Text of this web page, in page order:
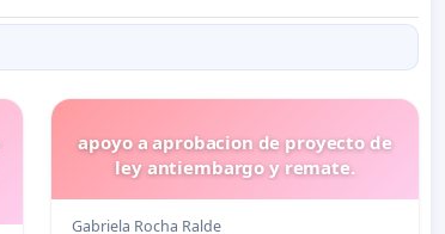
apoyo a aprobacion de proyecto de
ley antiembargo y remate.
Gabriela Rocha Ralde